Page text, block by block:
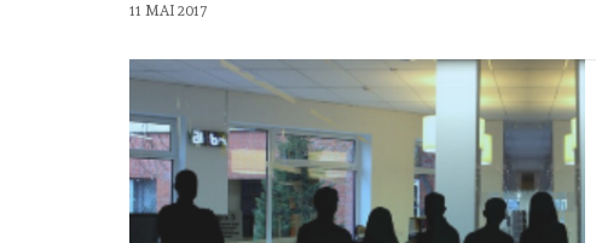
11 MAI 2017